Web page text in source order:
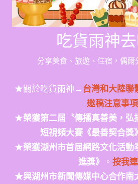
吃貨雨神
分享美食、旅遊、住宿，偶爾
★關於吃貨雨神→台灣和大陸聯
邀稿注意事項
★榮獲第二屆〝傳播真善美，弘
短視頻大賽《最善契合獎
★榮獲湖州市首屆網路文化活動
進獎》
。 按我
★與湖州市新聞傳媒中心合作南